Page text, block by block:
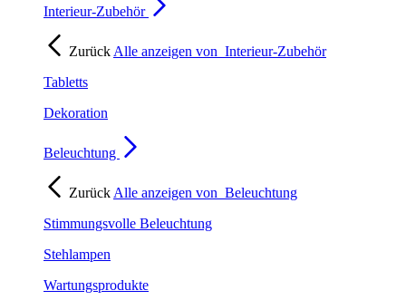
Interieur-Zubehör
Zurück Alle anzeigen von Interieur-Zubehör
Tabletts
Dekoration
Beleuchtung
Zurück Alle anzeigen von Beleuchtung
Stimmungsvolle Beleuchtung
Stehlampen
Wartungsprodukte